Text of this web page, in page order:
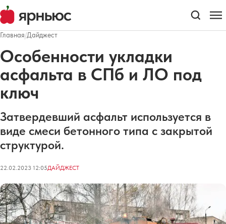
Главная/Дайджест
Особенности укладки
асфальта в СПб и ЛО под
ключ
Затвердевший асфальт используется в
виде смеси бетонного типа с закрытой
структурой.
22.02.2023 12:05ДАЙДЖЕСТ